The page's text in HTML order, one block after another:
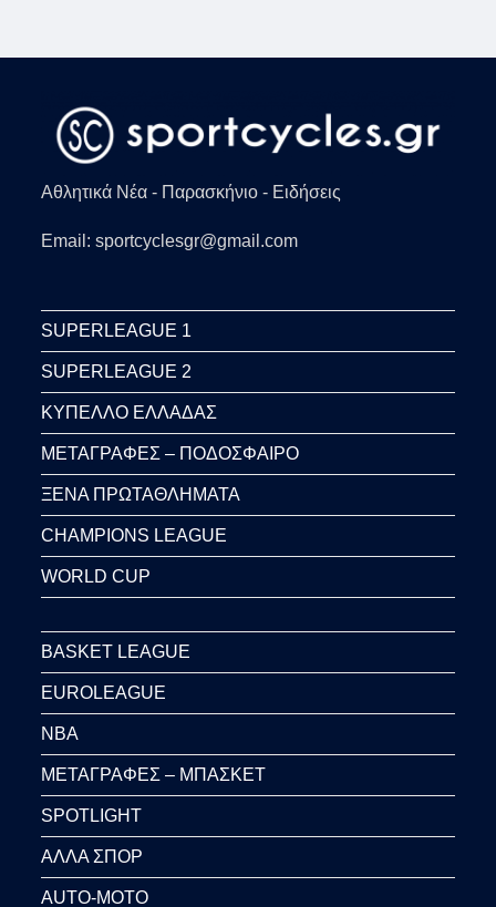
Αθλητικά Νέα - Παρασκήνιο - Ειδήσεις
Email: sportcyclesgr@gmail.com
SUPERLEAGUE 1
SUPERLEAGUE 2
ΚΥΠΕΛΛΟ ΕΛΛΑΔΑΣ
ΜΕΤΑΓΡΑΦΕΣ – ΠΟΔΟΣΦΑΙΡΟ
ΞΕΝΑ ΠΡΩΤΑΘΛΗΜΑΤΑ
CHAMPIONS LEAGUE
WORLD CUP
BASKET LEAGUE
EUROLEAGUE
NBA
ΜΕΤΑΓΡΑΦΕΣ – ΜΠΑΣΚΕΤ
SPOTLIGHT
ΑΛΛΑ ΣΠΟΡ
AUTO-MOTO